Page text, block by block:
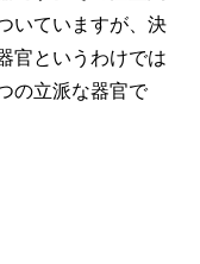
いていますが、決
官というわけでは
の立派な器官で